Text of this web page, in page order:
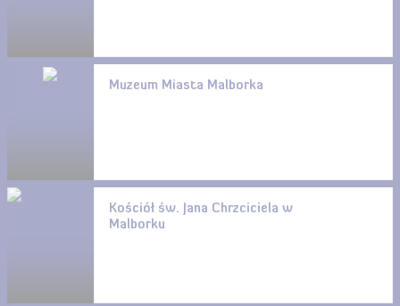
Muzeum Miasta Malborka
Kościół św. Jana Chrzciciela w
Malborku